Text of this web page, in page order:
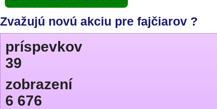
Zvažujú novú akciu pre fajčiarov ?
príspevkov
39
zobrazení
6 676